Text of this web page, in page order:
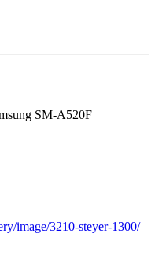
SM-A520F
image/3210-steyer-1300/